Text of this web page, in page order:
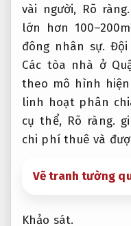
vài người, Rõ ràng.
lớn hơn
đông nhân sự.Đội
Các tòa nhà ở
theo mô hình hiện
linh hoạt phân
cụ thể, Rõ ràng.
chi phí thuê và
Vẽ tranh tường
Khảo sát.